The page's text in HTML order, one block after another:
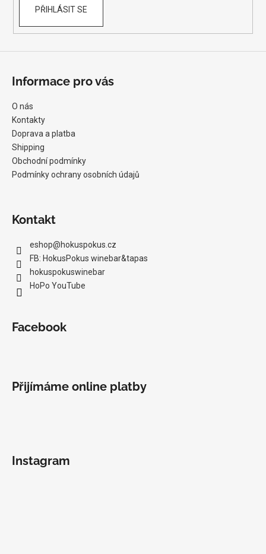
PŘIHLÁSIT SE
Informace pro vás
O nás
Kontakty
Doprava a platba
Shipping
Obchodní podmínky
Podmínky ochrany osobních údajů
Kontakt
eshop@hokuspokus.cz
FB: HokusPokus winebar&tapas
hokuspokuswinebar
HoPo YouTube
Facebook
Přijímáme online platby
Instagram